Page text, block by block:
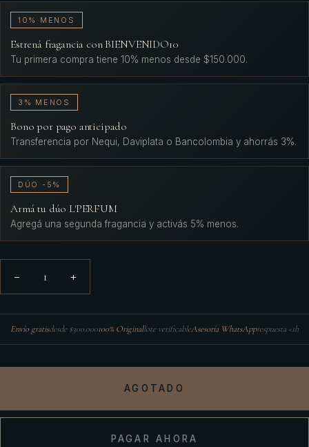
10% MENOS
Estrená fragancia con BIENVENIDO10
Tu primera compra tiene 10% menos desde $150.000.
3% MENOS
Bono por pago anticipado
Transferencia por Nequi, Daviplata o Bancolombia y ahorrás 3%.
DÚO -5%
Armá tu dúo L'PERFUM
Agregá una segunda fragancia y activás 5% menos.
− 1 +
Envío gratisdesde $300.000100% Originallote verificableAsesoría WhatsApprespuesta <1h
AGOTADO
PAGAR AHORA